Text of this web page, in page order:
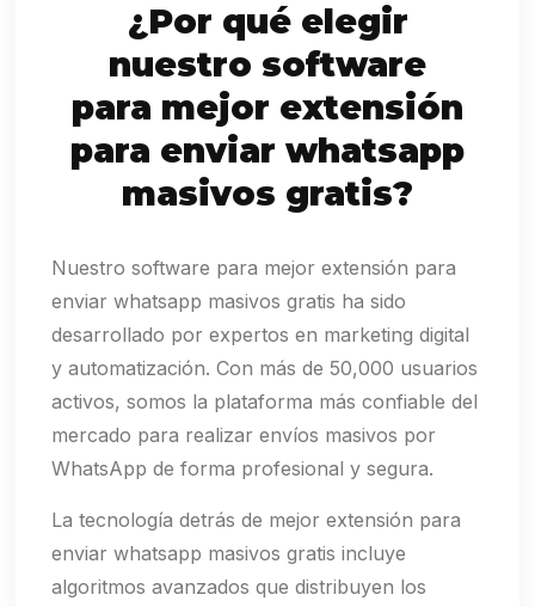
¿Por qué elegir
nuestro software
para mejor extensión
para enviar whatsapp
masivos gratis?
Nuestro software para mejor extensión para
enviar whatsapp masivos gratis ha sido
desarrollado por expertos en marketing digital
y automatización. Con más de 50,000 usuarios
activos, somos la plataforma más confiable del
mercado para realizar envíos masivos por
WhatsApp de forma profesional y segura.
La tecnología detrás de mejor extensión para
enviar whatsapp masivos gratis incluye
algoritmos avanzados que distribuyen los